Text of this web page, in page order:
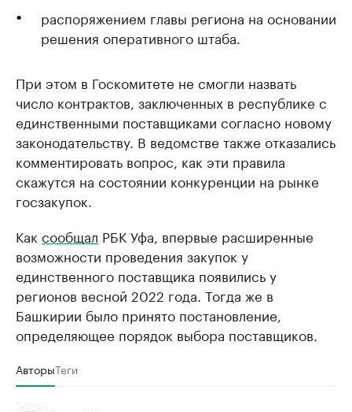
распоряжением главы региона на основании
решения оперативного штаба.
При этом в Госкомитете не смогли назвать
число контрактов, заключенных в республике с
единственными поставщиками согласно новому
законодательству. В ведомстве также отказались
комментировать вопрос, как эти правила
скажутся на состоянии конкуренции на рынке
госзакупок.
Как сообщал РБК Уфа, впервые расширенные
возможности проведения закупок у
единственного поставщика появились у
регионов весной 2022 года. Тогда же в
Башкирии было принято постановление,
определяющее порядок выбора поставщиков.
АвторыТеги